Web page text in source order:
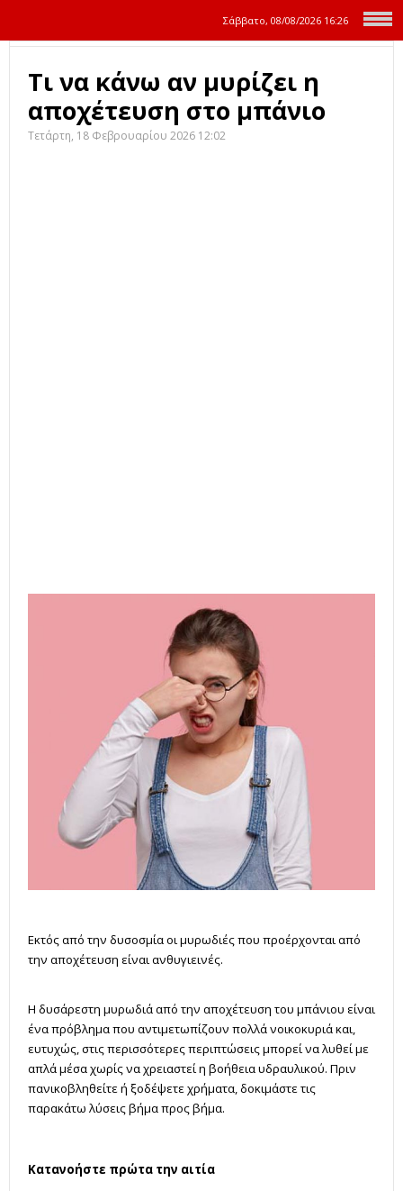
Σάββατο, 08/08/2026 16:26
Τι να κάνω αν μυρίζει η
αποχέτευση στο μπάνιο
Τετάρτη, 18 Φεβρουαρίου 2026 12:02
Εκτός από την δυσοσμία οι μυρωδιές που προέρχονται από
την αποχέτευση είναι ανθυγιεινές.
Η δυσάρεστη μυρωδιά από την αποχέτευση του μπάνιου είναι
ένα πρόβλημα που αντιμετωπίζουν πολλά νοικοκυριά και,
ευτυχώς, στις περισσότερες περιπτώσεις μπορεί να λυθεί με
απλά μέσα χωρίς να χρειαστεί η βοήθεια υδραυλικού. Πριν
πανικοβληθείτε ή ξοδέψετε χρήματα, δοκιμάστε τις
παρακάτω λύσεις βήμα προς βήμα.
Κατανοήστε πρώτα την αιτία